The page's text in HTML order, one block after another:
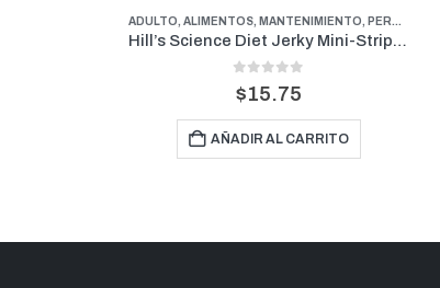
PUPPY, SENIOR ,TREATS
ALIMENTOS ,MANTENIMIENTO, PERROS, SENIOR
Pro Plan Senior Active Mind 7+ | Perros Senior de Razas Pequeñas 1kg
3.50out of 5
$12.50
AÑADIR AL CARRITO